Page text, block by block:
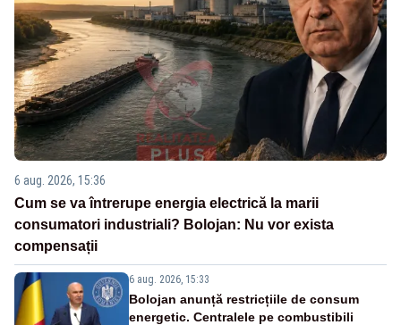
6 aug. 2026, 15:36
Cum se va întrerupe energia electrică la marii
consumatori industriali? Bolojan: Nu vor exista
compensații
6 aug. 2026, 15:33
Bolojan anunță restricțiile de consum
energetic. Centralele pe combustibili